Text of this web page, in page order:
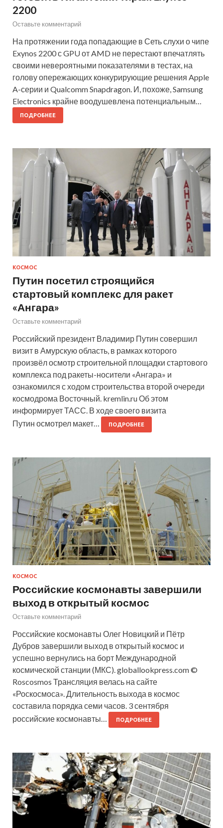
2200
Оставьте комментарий
На протяжении года попадающие в Сеть слухи о чипе
Exynos 2200 с GPU от AMD не перестают впечатлять
своими невероятными показателями в тестах, на
голову опережающих конкурирующие решения Apple
A-серии и Qualcomm Snapdragon. И, похоже, Samsung
Electronics крайне воодушевлена потенциальным…
ПОДРОБНЕЕ
КОСМОС
Путин посетил строящийся
стартовый комплекс для ракет
«Ангара»
Оставьте комментарий
Российский президент Владимир Путин совершил
визит в Амурскую область, в рамках которого
произвёл осмотр строительной площадки стартового
комплекса под ракеты-носители «Ангара» и
ознакомился с ходом строительства второй очереди
космодрома Восточный. kremlin.ru Об этом
информирует ТАСС. В ходе своего визита
Путин осмотрел макет…
ПОДРОБНЕЕ
КОСМОС
Российские космонавты завершили
выход в открытый космос
Оставьте комментарий
Российские космонавты Олег Новицкий и Пётр
Дубров завершили выход в открытый космос и
успешно вернулись на борт Международной
космической станции (МКС). globallookpress.com ©
Roscosmos Трансляция велась на сайте
«Роскосмоса». Длительность выхода в космос
составила порядка семи часов. 3 сентября
российские космонавты…
ПОДРОБНЕЕ